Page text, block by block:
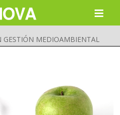
GESTIÓN MEDIOAMBIENTAL